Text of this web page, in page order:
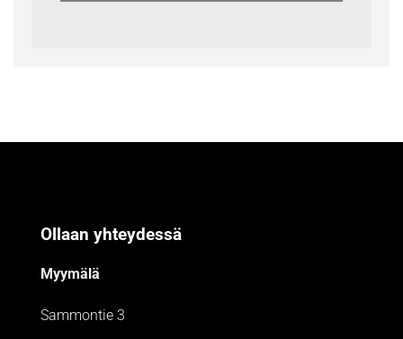
Ollaan yhteydessä
Myymälä
Sammontie 3